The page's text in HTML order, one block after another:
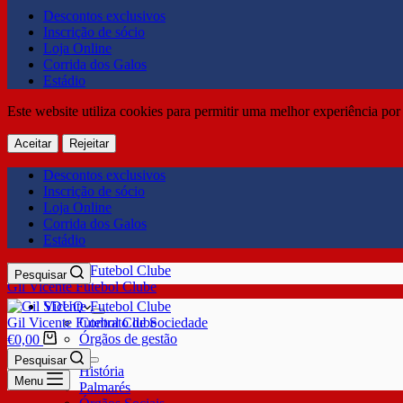
Descontos exclusivos
Inscrição de sócio
Loja Online
Corrida dos Galos
Estádio
Este website utiliza cookies para permitir uma melhor experiência
Aceitar Rejeitar
Descontos exclusivos
Inscrição de sócio
Loja Online
Corrida dos Galos
Estádio
Gil Vicente Futebol Clube
Pesquisar
SDUQ
Contrato de Sociedade
Órgãos de gestão
Clube
História
Palmarés
Gil Vicente Futebol Clube
€0,00
Pesquisar
Menu